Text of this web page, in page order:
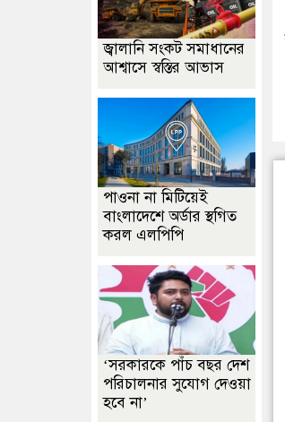
জ্বালানি সংকট সমাধানের
আশ্বাসে স্বস্তির আভাস
পাওনা না মিটিয়েই
বাংলাদেশে অর্ডার স্থগিত
করল এলপিপি
‘সরকারকে পাঁচ বছর দেশ
পরিচালনার সুযোগ দেওয়া
হবে না’